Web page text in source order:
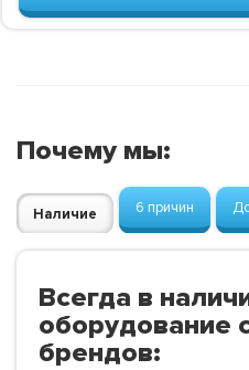
Почему мы:
Наличие 6 причин
Всегда в
оборудование
брендов: